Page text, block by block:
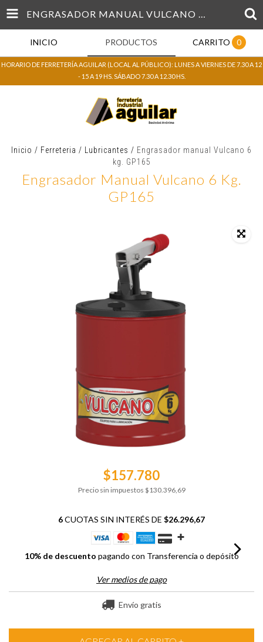
ENGRASADOR MANUAL VULCANO 6 KG. GP165
INICIO PRODUCTOS CARRITO 0
HORARIO DE FERRETERÍA AGUILAR (LOCAL AL PÚBLICO): LUNES A VIERNES DE 7.30 A 12
- 15 A 19 HS. SÁBADO 7.30 A 12.30 HS.
Inicio / Ferreteria / Lubricantes / Engrasador manual Vulcano 6
kg. GP165
Engrasador Manual Vulcano 6 Kg.
GP165
$157.780
Precio sin impuestos $130.396,69
6CUOTAS SIN INTERÉS DE $26.296,67
10% de descuento pagando con Transferencia o depósito
Ver medios de pago
Envío gratis